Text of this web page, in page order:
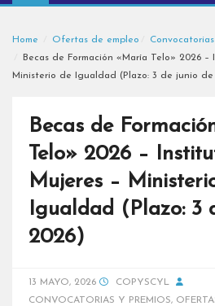
Home Ofertas de empleo
Becas de Formación «María Telo» 2026
Ministerio de Igualdad (Plazo: 3 de junio de
Becas de
Telo» 2026 –
Mujeres –
Igualdad (Plazo: 3
2026)
13 MAYO, 2026
COPYSCYL
CONVOCATORIAS Y PREMIOS,